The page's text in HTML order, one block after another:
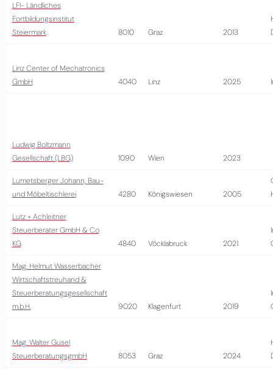
LFI- Ländliches
Fortbildungsinstitut
Steiermark
8010 Graz 2013
Linz Center of Mechatronics
GmbH
4040 Linz 2025
Ludwig Boltzmann
Gesellschaft (LBG)
1090 Wien 2023
Lumetsberger Johann, Bau-
und Möbeltischlerei
4280 Königswiesen 2005
Lutz + Achleitner
Steuerberater GmbH & Co
KG
4840 Vöcklabruck 2021
Mag. Helmut Wasserbacher
Wirtschaftstreuhand &
Steuerberatungsgesellschaft
m.b.H.
9020 Klagenfurt 2019
Mag. Walter Gusel
SteuerberatungsgmbH
8053 Graz 2024